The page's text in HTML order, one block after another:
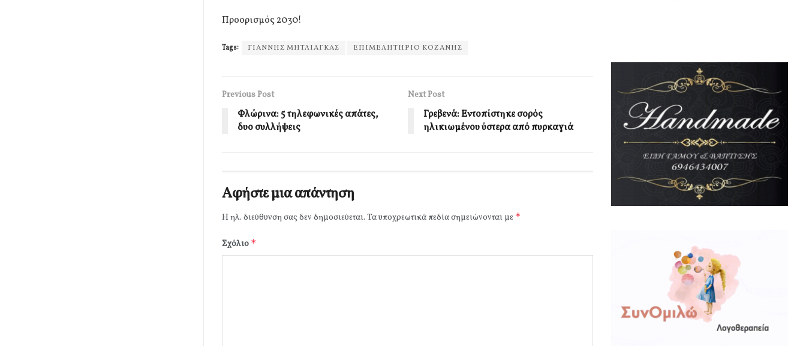
Προορισμός 2030!
Tags: ΓΙΑΝΝΗΣ ΜΗΤΛΙΑΓΚΑΣ ΕΠΙΜΕΛΗΤΗΡΙΟ ΚΟΖΑΝΗΣ
Previous Post
Φλώρινα: 5 τηλεφωνικές απάτες,
δυο συλλήψεις
Next Post
Γρεβενά: Εντοπίστηκε σορός
ηλικιωμένου ύστερα από πυρκαγιά
Αφήστε μια απάντηση
Η ηλ. διεύθυνση σας δεν δημοσιεύεται. Τα υποχρεωτικά πεδία σημειώνονται με *
Σχόλιο *